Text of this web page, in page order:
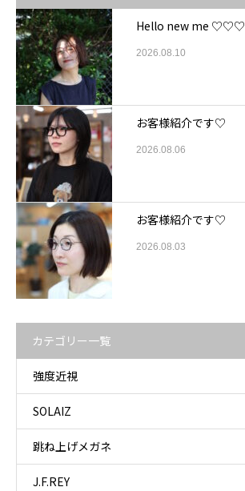
Hello new me ♡♡♡
2026.08.10
お客様紹介です♡
2026.08.06
お客様紹介です♡
2026.08.03
カテゴリー一覧
強度近視
SOLAIZ
跳ね上げメガネ
J.F.REY